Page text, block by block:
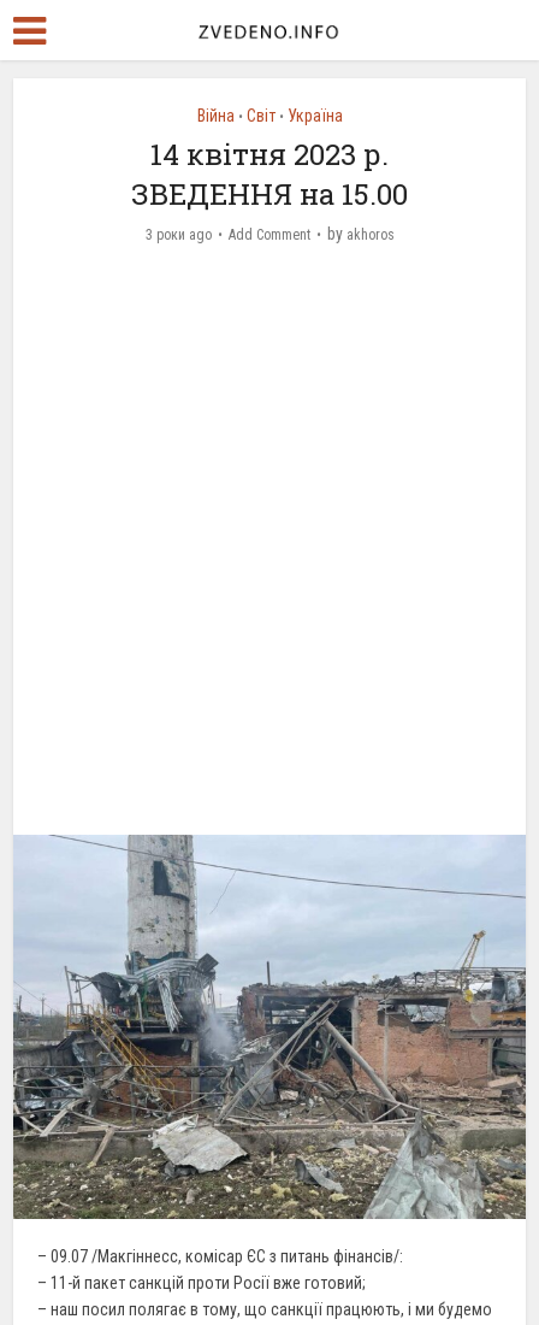
Війна • Світ • Україна
14 квітня 2023 р.
ЗВЕДЕННЯ на 15.00
3 роки ago Add Comment by akhoros
– 09.07 /Макгіннесс, комісар ЄС з питань фінансів/:
– 11-й пакет санкцій проти Росії вже готовий;
– наш посил полягає в тому, що санкції працюють, і ми будемо